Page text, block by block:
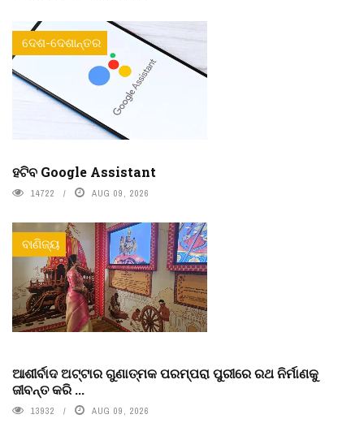
ଦେଶ-ଦେଶାନ୍ତର
ହଟିବ Google Assistant
14722 AUG 09, 2026
ବାଣିଜ୍ୟ
ଆଶୀର୍ବାଦ ଅଟ୍ଟାର ଗୁଣାତ୍ମକ ପରମ୍ପରା ପୁରୀରେ ରଥ ନିର୍ମାଣକୁ
ଜୀବନ୍ତ କରି ...
13932 AUG 09, 2026